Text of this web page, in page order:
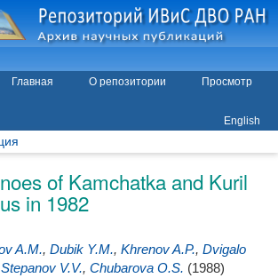
Главная О репозитории
Просмотр
English
of Kamchatka and Kuril
in 1982
A.M., Dubik Y.M., Khrenov A.P., Dvigalo
Stepanov V.V., Chubarova O.S. (1988)